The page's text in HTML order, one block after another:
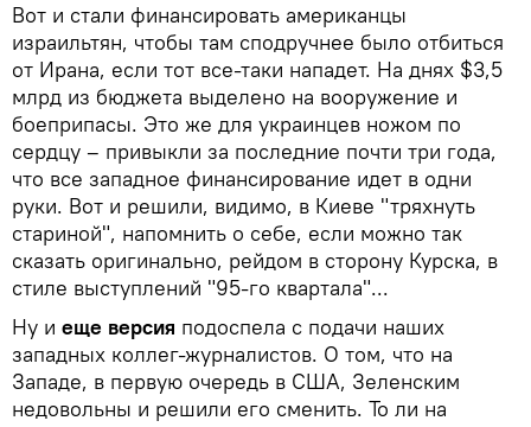
Вот и стали финансировать американцы
израильтян, чтобы там сподручнее было отбиться
от Ирана, если тот все-таки нападет. На днях $3,5
млрд из бюджета выделено на вооружение и
боеприпасы. Это же для украинцев ножом по
сердцу – привыкли за последние почти три года,
что все западное финансирование идет в одни
руки. Вот и решили, видимо, в Киеве "тряхнуть
стариной", напомнить о себе, если можно так
сказать оригинально, рейдом в сторону Курска, в
стиле выступлений "95-го квартала"...
Ну и еще версия подоспела с подачи наших
западных коллег-журналистов. О том, что на
Западе, в первую очередь в США, Зеленским
недовольны и решили его сменить. То ли на